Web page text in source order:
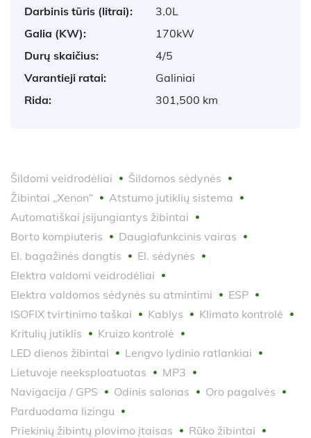
Darbinis tūris (litrai):
3.0L
Galia (KW):
170kW
Durų skaičius:
4/5
Varantieji ratai:
Galiniai
Rida:
301,500 km
Šildomi veidrodėliai
Šildomos sėdynės
Žibintai „Xenon“
Atstumo jutiklių sistema
Automatiškai įsijungiantys žibintai
Borto kompiuteris
Daugiafunkcinis vairas
El. bagažinės dangtis
El. sėdynės
Elektra valdomi veidrodėliai
Elektra valdomos sėdynės su atmintimi
ESP
ISOFIX tvirtinimo taškai
Kablys
Klimato kontrolė
Kritulių jutiklis
Kruizo kontrolė
LED dienos žibintai
Lengvo lydinio ratlankiai
Lietuvoje neeksploatuotas
MP3
Navigacija / GPS
Odinis salonas
Oro pagalvės
Parduodama lizingu
Priekinių žibintų plovimo įtaisas
Rūko žibintai